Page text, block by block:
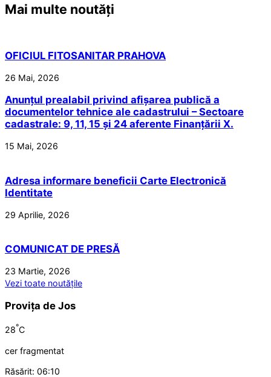
Mai multe noutăți
OFICIUL FITOSANITAR PRAHOVA
26 Mai, 2026
Anunțul prealabil privind afișarea publică a
documentelor tehnice ale cadastrului – Sectoare
cadastrale: 9, 11, 15 și 24 aferente Finanțării X.
15 Mai, 2026
Adresa informare beneficii Carte Electronică
Identitate
29 Aprilie, 2026
COMUNICAT DE PRESĂ
23 Martie, 2026
Vezi toate noutățile
Provița de Jos
28°C
cer fragmentat
Răsărit: 06:10